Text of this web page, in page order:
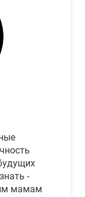
-
мамам